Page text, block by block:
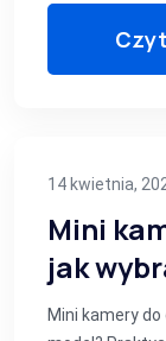
14 kwietnia,
Mini
jak
Mini kamery